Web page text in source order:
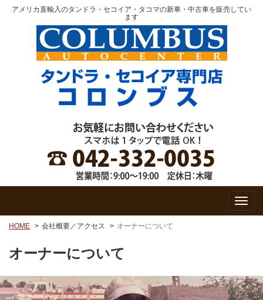
アメリカ直輸入のタンドラ・セコイア・タコマの新車・中古車を販売してい
ます
HOME 会社概要／アクセス オーナーについて
オーナーについて